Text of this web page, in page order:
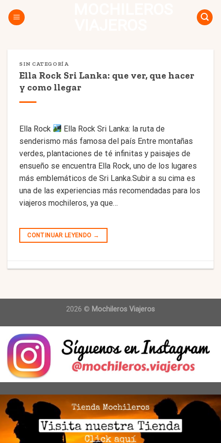
SIN CATEGORÍA
Ella Rock Sri Lanka: que ver, que hacer
y como llegar
Ella Rock
Ella Rock Sri Lanka: la ruta de
senderismo más famosa del país Entre montañas
verdes, plantaciones de té infinitas y paisajes de
ensueño se encuentra Ella Rock, uno de los lugares
más emblemáticos de Sri Lanka.Subir a su cima es
una de las experiencias más recomendadas para los
viajeros mochileros, ya que…
CONTINUAR LEYENDO →
2026 © Mochileros Viajeros